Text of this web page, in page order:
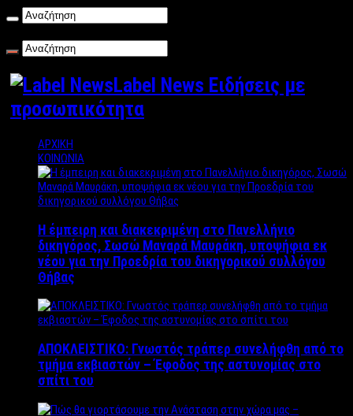
Label News Ειδήσεις με
προσωπικότητα
ΑΡΧΙΚΗ
ΚΟΙΝΩΝΙΑ
Η έμπειρη και διακεκριμένη στο Πανελλήνιο
δικηγόρος, Σωσώ Μαναρά Μαυράκη, υποψήφια εκ
νέου για την Προεδρία του δικηγορικού συλλόγου
Θήβας
ΑΠΟΚΛΕΙΣΤΙΚΟ: Γνωστός τράπερ συνελήφθη από το
τμήμα εκβιαστών – Έφοδος της αστυνομίας στο
σπίτι του